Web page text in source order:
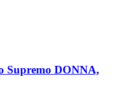
Supremo DONNA,